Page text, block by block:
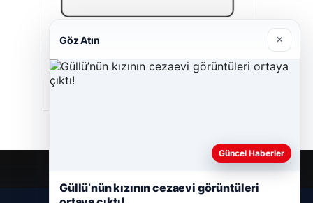
Cengiz Sigorta
23/06/2026
Göz Atın ×
Güncel Haberler
Güllü’nün kızının cezaevi görüntüleri